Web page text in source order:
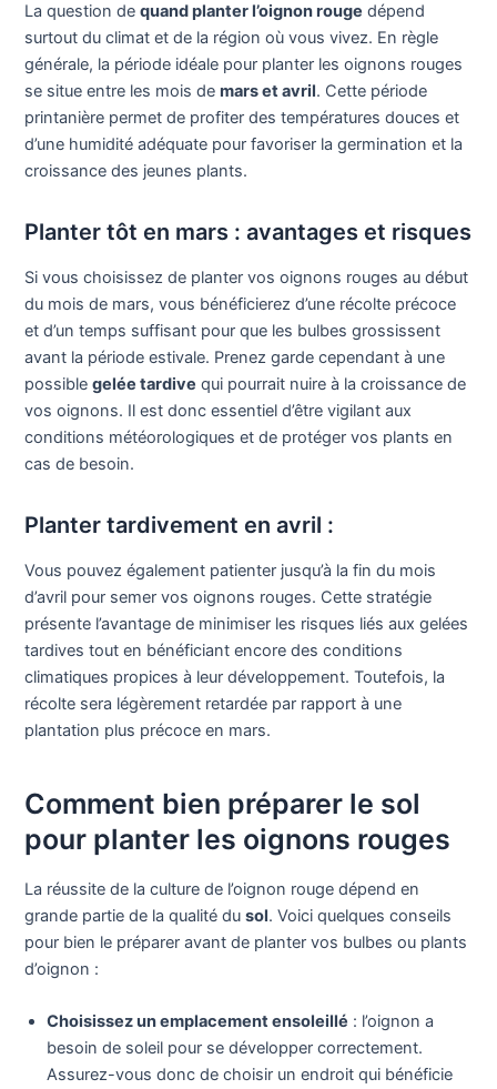
La question dequand planter l’oignon rouge dépend
surtout du climat et de la région où vous vivez. En règle
générale, la période idéale pour planter les oignons rouges
se situe entre les mois demars et avril. Cette période
printanière permet de profiter des températures douces et
d’une humidité adéquate pour favoriser la germination et la
croissance des jeunes plants.
Planter tôt en mars : avantages et risques
Si vous choisissez de planter vos oignons rouges au début
du mois de mars, vous bénéficierez d’une récolte précoce
et d’un temps suffisant pour que les bulbes grossissent
avant la période estivale. Prenez garde cependant à une
possiblegelée tardive qui pourrait nuire à la croissance de
vos oignons. Il est donc essentiel d’être vigilant aux
conditions météorologiques et de protéger vos plants en
cas de besoin.
Planter tardivement en avril :
Vous pouvez également patienter jusqu’à la fin du mois
d’avril pour semer vos oignons rouges. Cette stratégie
présente l’avantage de minimiser les risques liés aux gelées
tardives tout en bénéficiant encore des conditions
climatiques propices à leur développement. Toutefois, la
récolte sera légèrement retardée par rapport à une
plantation plus précoce en mars.
Comment bien préparer le sol
pour planter les oignons rouges
La réussite de la culture de l’oignon rouge dépend en
grande partie de la qualité dusol. Voici quelques conseils
pour bien le préparer avant de planter vos bulbes ou plants
d’oignon :
Choisissez un emplacement ensoleillé : l’oignon a
besoin de soleil pour se développer correctement.
Assurez-vous donc de choisir un endroit qui bénéficie